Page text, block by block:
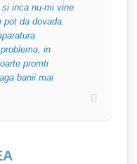
inca nu-mi vine
da dovada.
in
promti
banii mai